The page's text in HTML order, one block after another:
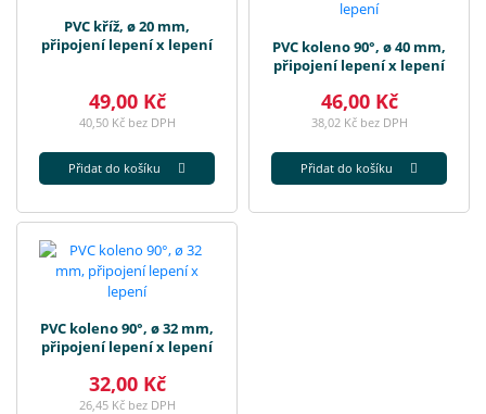
PVC kříž, ø 20 mm,
připojení lepení x lepení
49,00 Kč
40,50 Kč bez DPH
Přidat do košíku
PVC koleno 90°, ø 40 mm,
připojení lepení x lepení
46,00 Kč
38,02 Kč bez DPH
Přidat do košíku
PVC koleno 90°, ø 32 mm,
připojení lepení x lepení
32,00 Kč
26,45 Kč bez DPH